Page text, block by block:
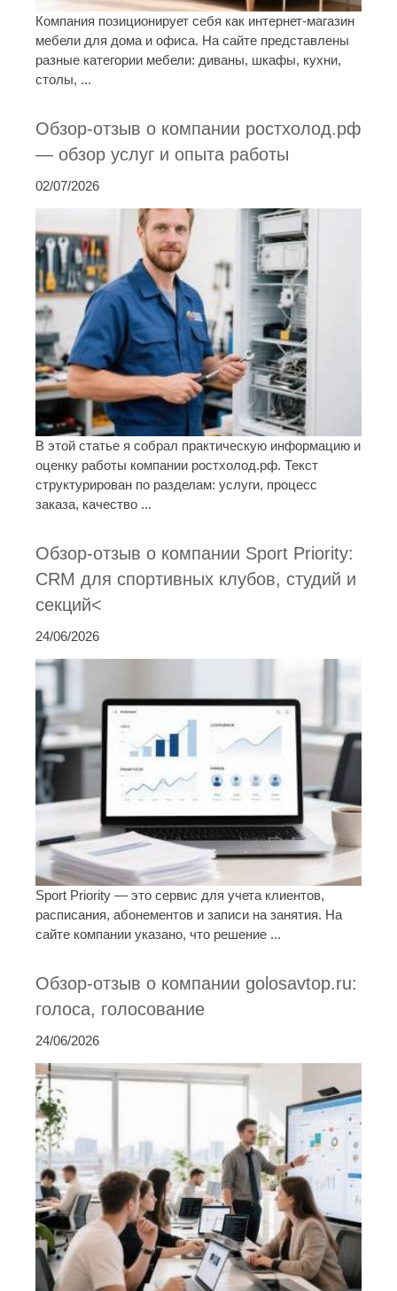
Компания позиционирует себя как интернет-магазин
мебели для дома и офиса. На сайте представлены
разные категории мебели: диваны, шкафы, кухни,
столы, ...
Обзор-отзыв о компании ростхолод.рф
— обзор услуг и опыта работы
02/07/2026
В этой статье я собрал практическую информацию и
оценку работы компании ростхолод.рф. Текст
структурирован по разделам: услуги, процесс
заказа, качество ...
Обзор-отзыв о компании Sport Priority:
CRM для спортивных клубов, студий и
секций<
24/06/2026
Sport Priority — это сервис для учета клиентов,
расписания, абонементов и записи на занятия. На
сайте компании указано, что решение ...
Обзор-отзыв о компании golosavtop.ru:
голоса, голосование
24/06/2026